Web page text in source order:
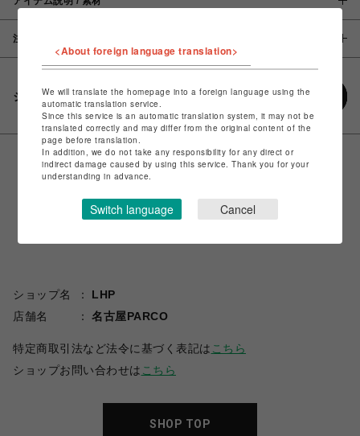
注意事項
シェアする
ショップ名
LHP
店舗名
名古屋PARCO
特定商取引法など法令に基づく表記は こちら
ショップお問い合わせは こちら
SHOP TOP
<About foreign language translation>
We will translate the homepage into a foreign language using the
automatic translation service.
Since this service is an automatic translation system, it may not be
translated correctly and may differ from the original content of the
page before translation.
In addition, we do not take any responsibility for any direct or
indirect damage caused by using this service. Thank you for your
understanding in advance.
Switch language Cancel